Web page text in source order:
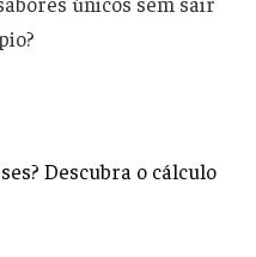
Descubra o cálculo